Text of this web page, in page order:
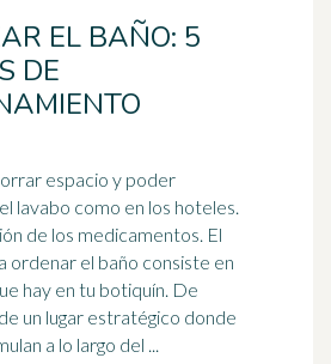
EL BAÑO: 5
DE
espacio y poder
lavabo como en los hoteles.
de los medicamentos. El
ordenar el baño consiste en
hay en tu botiquín. De
un lugar estratégico donde
a lo largo del ...